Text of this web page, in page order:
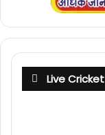
Live Cricket